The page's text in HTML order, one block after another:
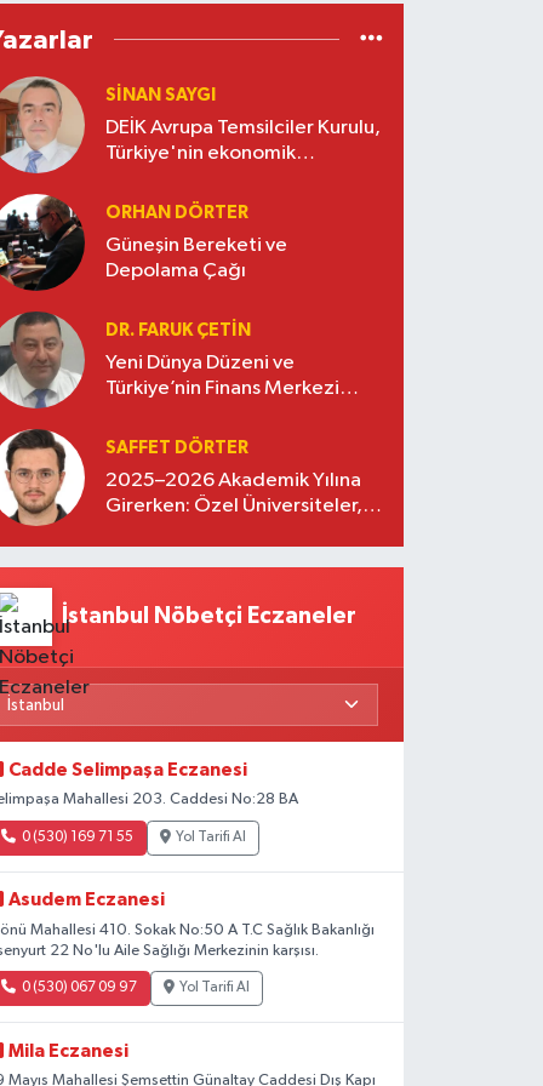
SINAN SAYGI
DEİK Avrupa Temsilciler Kurulu,
Türkiye'nin ekonomik
oluşturuyor
ORHAN DÖRTER
Güneşin Bereketi ve
Depolama Çağı
DR. FARUK ÇETİN
Yeni Dünya Düzeni ve
Türkiye’nin Finans Merkezi
SAFFET DÖRTER
2025–2026 Akademik Yılına
Girerken: Özel Üniversiteler,
İstanbul Nöbetçi Eczaneler
Cadde Selimpaşa Eczanesi
Mahallesi 203. Caddesi No:28 BA
0 (530) 169 71 55 Yol Tarifi Al
Asudem Eczanesi
Mahallesi 410. Sokak No:50 A T.C Sağlık Bakanlığı
22 No'lu Aile Sağlığı Merkezinin karşısı.
0 (530) 067 09 97 Yol Tarifi Al
Mila Eczanesi
Mayıs Mahallesi Şemsettin Günaltay Caddesi Dış Kapı